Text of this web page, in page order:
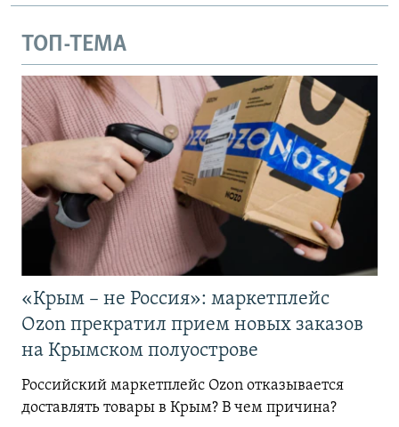
ТОП-ТЕМА
«Крым – не Россия»: маркетплейс
Ozon прекратил прием новых заказов
на Крымском полуострове
Российский маркетплейс Ozon отказывается
доставлять товары в Крым? В чем причина?